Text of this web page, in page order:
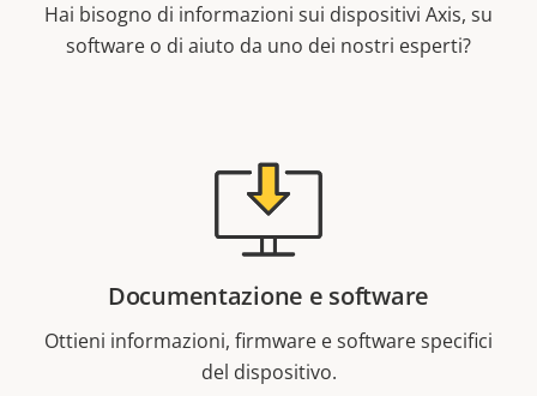
Hai bisogno di informazioni sui dispositivi Axis, su
software o di aiuto da uno dei nostri esperti?
Documentazione e software
Ottieni informazioni, firmware e software specifici
del dispositivo.